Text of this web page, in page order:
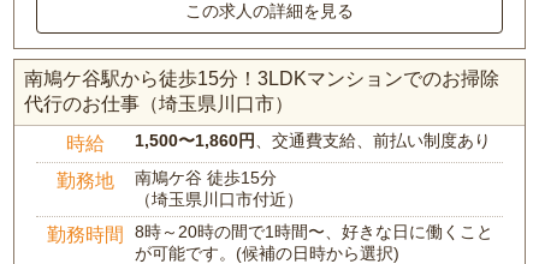
この求人の詳細を見る
南鳩ケ谷駅から徒歩15分！3LDKマンションでのお掃除
代行のお仕事（埼玉県川口市）
時給 1,500〜1,860円 、交通費支給、前払い制度あり
勤務地
南鳩ケ谷 徒歩15分
（埼玉県川口市付近）
勤務時間
8時～20時の間で1時間〜、好きな日に働くこと
が可能です。(候補の日時から選択)